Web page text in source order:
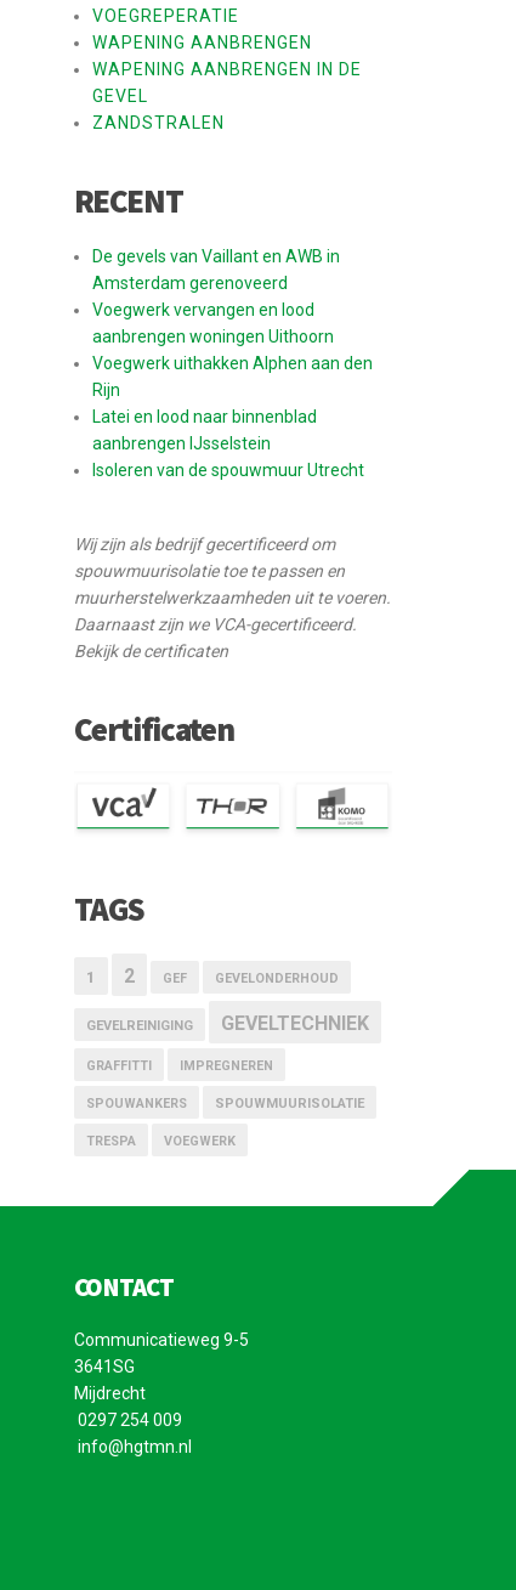
VOEGREPERATIE
WAPENING AANBRENGEN
WAPENING AANBRENGEN IN DE
GEVEL
ZANDSTRALEN
RECENT
De gevels van Vaillant en AWB in
Amsterdam gerenoveerd
Voegwerk vervangen en lood
aanbrengen woningen Uithoorn
Voegwerk uithakken Alphen aan den
Rijn
Latei en lood naar binnenblad
aanbrengen IJsselstein
Isoleren van de spouwmuur Utrecht
Wij zijn als bedrijf gecertificeerd om
spouwmuurisolatie toe te passen en
muurherstelwerkzaamheden uit te voeren.
Daarnaast zijn we VCA-gecertificeerd.
Bekijk de certificaten
Certificaten
TAGS
1 2 GEF GEVELONDERHOUD
GEVELREINIGING GEVELTECHNIEK
GRAFFITTI IMPREGNEREN
SPOUWANKERS SPOUWMUURISOLATIE
TRESPA VOEGWERK
CONTACT
Communicatieweg 9-5
3641SG
Mijdrecht
0297 254 009
info@hgtmn.nl